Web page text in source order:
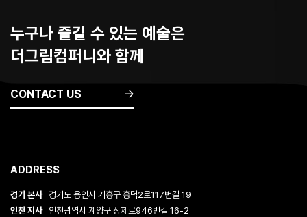
누구나 즐길 수 있는 예술은
더그림컴퍼니와 함께
CONTACT US
ADDRESS
경기 본사 경기도 용인시 기흥구 흥덕2로117번길 19
인천 지사
인천광역시 계양구 장제로946번길 16-2